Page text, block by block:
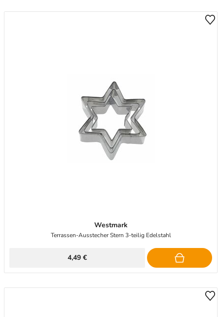
Westmark
Terrassen-Ausstecher Stern 3-teilig Edelstahl
4,49 €